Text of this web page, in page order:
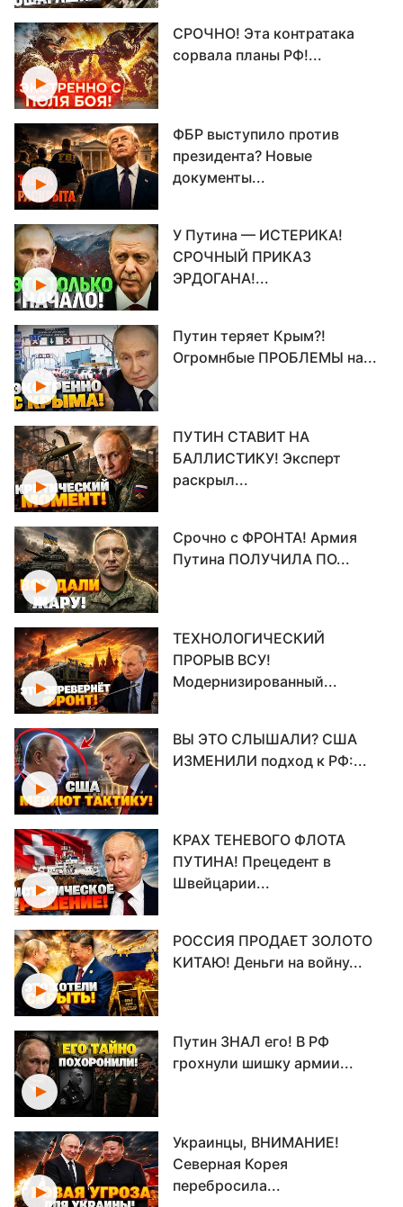
СРОЧНО! Эта контратака
сорвала планы РФ!...
ФБР выступило против
президента? Новые
документы...
У Путина — ИСТЕРИКА!
СРОЧНЫЙ ПРИКАЗ
ЭРДОГАНА!...
Путин теряет Крым?!
Огромнбые ПРОБЛЕМЫ на...
ПУТИН СТАВИТ НА
БАЛЛИСТИКУ! Эксперт
раскрыл...
Срочно с ФРОНТА! Армия
Путина ПОЛУЧИЛА ПО...
ТЕХНОЛОГИЧЕСКИЙ
ПРОРЫВ ВСУ!
Модернизированный...
ВЫ ЭТО СЛЫШАЛИ? США
ИЗМЕНИЛИ подход к РФ:...
КРАХ ТЕНЕВОГО ФЛОТА
ПУТИНА! Прецедент в
Швейцарии...
РОССИЯ ПРОДАЕТ ЗОЛОТО
КИТАЮ! Деньги на войну...
Путин ЗНАЛ его! В РФ
грохнули шишку армии...
Украинцы, ВНИМАНИЕ!
Северная Корея
перебросила...